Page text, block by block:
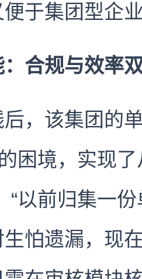
于集团型企
合规与效率
，该集团的
困境，实现
“以前归集一
怕遗漏，现